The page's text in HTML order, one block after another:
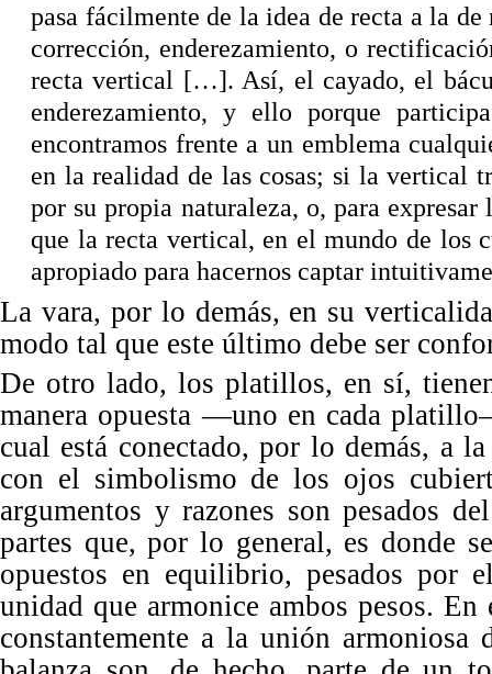
pasa fácilmente de la idea de recta a la
corrección, enderezamiento, o
recta vertical […]. Así, el cayado, el
enderezamiento, y ello porque
encontramos frente a un emblema
en la realidad de las cosas; si la vertical
por su propia naturaleza, o, para
que la recta vertical, en el mundo de los
apropiado para hacernos captar
La vara, por lo demás, en su
modo tal que este último debe ser
De otro lado, los platillos, en sí,
manera opuesta —uno en cada
cual está conectado, por lo demás, a
con el simbolismo de los ojos
argumentos y razones son pesados
partes que, por lo general, es donde
opuestos en equilibrio, pesados por
unidad que armonice ambos pesos. En
constantemente a la unión